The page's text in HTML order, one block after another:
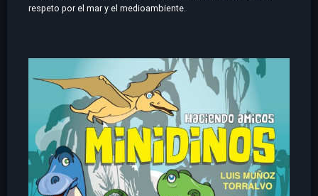
respeto por el mar y el medioambiente.